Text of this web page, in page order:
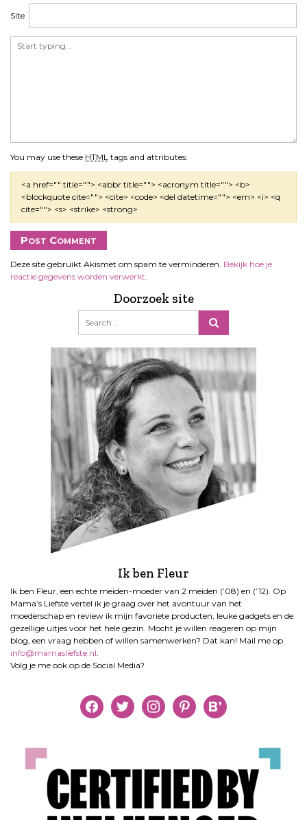
You may use these HTML tags and attributes:
<a href="" title=""> <abbr title=""> <acronym title=""> <b>
<blockquote cite=""> <cite> <code> <del datetime=""> <em> <i> <q
cite=""> <s> <strike> <strong>
Site
Deze site gebruikt Akismet om spam te verminderen. Bekijk hoe je
reactie gegevens worden verwerkt
Doorzoek site
Ik ben Fleur
Ik ben Fleur, een echte meiden-moeder van 2 meiden (’08) en (’12). Op
Mama’s Liefste vertel ik je graag over het avontuur van het
moederschap en review ik mijn favoriete producten, leuke gadgets en de
gezellige uitjes voor het hele gezin. Mocht je willen reageren op mijn
blog, een vraag hebben of willen samenwerken? Dat kan! Mail me op
info@mamasliefste.nl
Volg je me ook op de Social Media?
facebooktwitter instagrampinterestbloglovin